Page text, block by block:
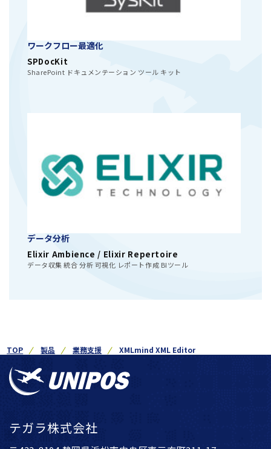
ワークフロー最適化
SPDocKit
SharePoint ドキュメンテーション ツール キット
データ分析
Elixir Ambience / Elixir Repertoire
データ収集 統合 分析 可視化 レポート作成 BIツール
TOP 製品 業務支援 XMLmind XML Editor
テガラ株式会社